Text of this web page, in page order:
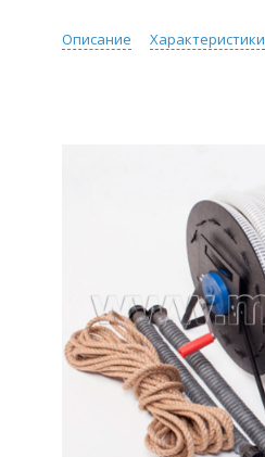
Описание Характеристики